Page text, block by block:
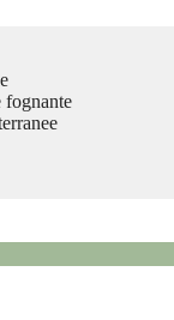
fognante